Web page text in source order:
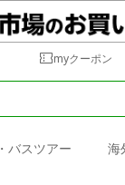
myクーポン
バスツアー 海